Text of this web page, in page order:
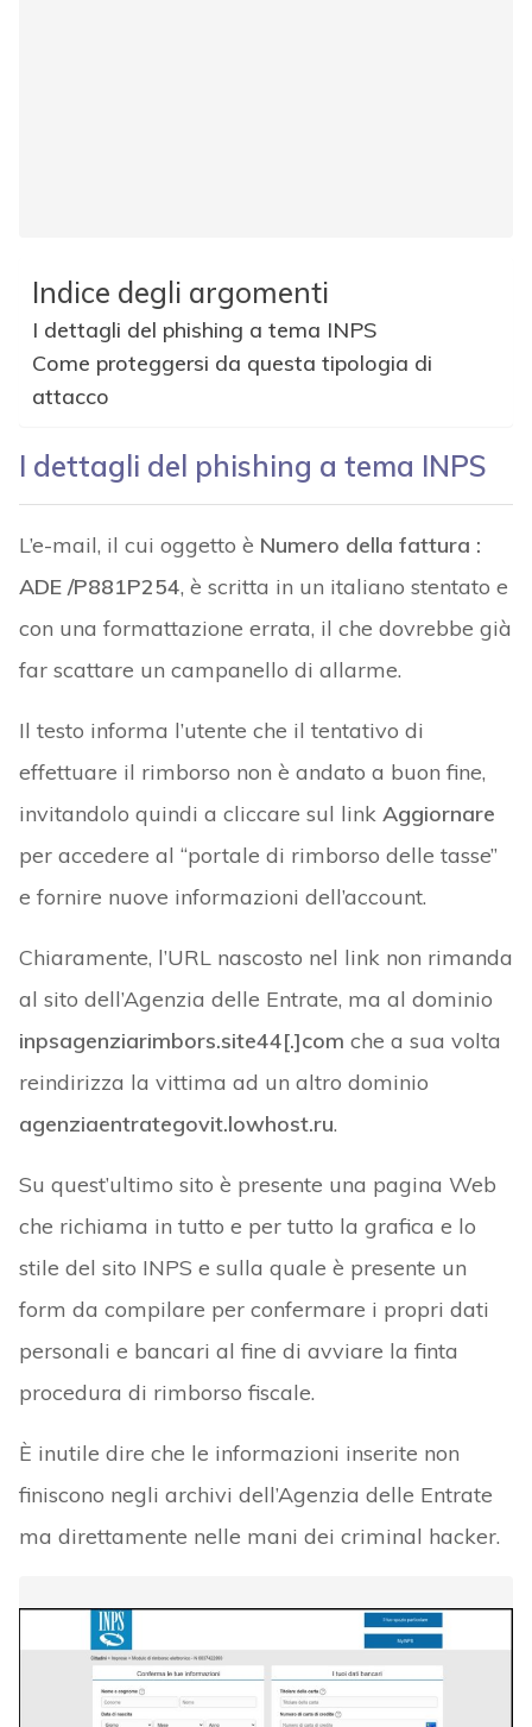
Indice degli argomenti
I dettagli del phishing a tema INPS
Come proteggersi da questa tipologia di
attacco
I dettagli del phishing a tema INPS
L’e-mail, il cui oggetto è Numero della fattura :
ADE /P881P254, è scritta in un italiano stentato e
con una formattazione errata, il che dovrebbe già
far scattare un campanello di allarme.
Il testo informa l’utente che il tentativo di
effettuare il rimborso non è andato a buon fine,
invitandolo quindi a cliccare sul link Aggiornare
per accedere al “portale di rimborso delle tasse”
e fornire nuove informazioni dell’account.
Chiaramente, l’URL nascosto nel link non rimanda
al sito dell’Agenzia delle Entrate, ma al dominio
inpsagenziarimbors.site44[.]com che a sua volta
reindirizza la vittima ad un altro dominio
agenziaentrategovit.lowhost.ru.
Su quest’ultimo sito è presente una pagina Web
che richiama in tutto e per tutto la grafica e lo
stile del sito INPS e sulla quale è presente un
form da compilare per confermare i propri dati
personali e bancari al fine di avviare la finta
procedura di rimborso fiscale.
È inutile dire che le informazioni inserite non
finiscono negli archivi dell’Agenzia delle Entrate
ma direttamente nelle mani dei criminal hacker.